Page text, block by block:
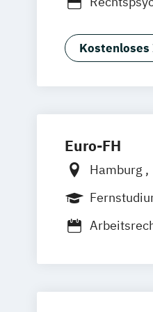
Euro-FH
Hamburg
Frankfurt